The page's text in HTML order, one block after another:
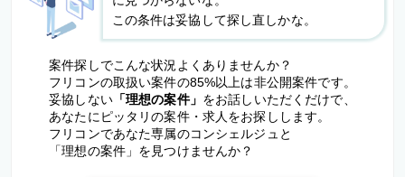
この条件は妥協して探し直しかな。
案件探しでこんな状況よくありませんか？
フリコンの取扱い案件の85%以上は非公開案件です。
妥協しない「理想の案件」 をお話しいただくだけで、
あなたにピッタリの案件・求人をお探しします。
フリコンであなた専属のコンシェルジュと
「理想の案件」を見つけませんか？